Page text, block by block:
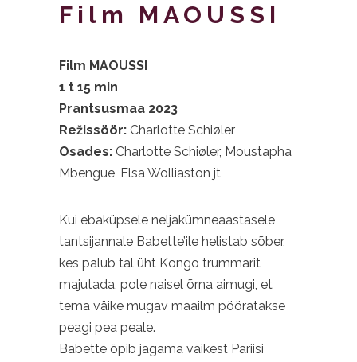
Film MAOUSSI
Film MAOUSSI
1 t 15 min
Prantsusmaa 2023
Režissöör: Charlotte Schiøler
Osades: Charlotte Schiøler, Moustapha
Mbengue, Elsa Wolliaston jt
Kui ebaküpsele neljakümneaastasele
tantsijannale Babette’ile helistab sõber,
kes palub tal üht Kongo trummarit
majutada, pole naisel õrna aimugi, et
tema väike mugav maailm pööratakse
peagi pea peale.
Babette õpib jagama väikest Pariisi